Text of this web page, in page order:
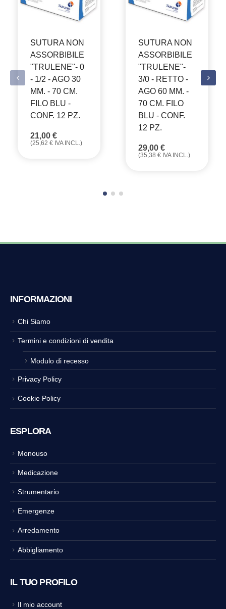
SUTURA NON
ASSORBIBILE
"TRULENE"- 0
- 1/2 - AGO 30
MM. - 70 CM.
FILO BLU -
CONF. 12 PZ.
21,00 €
(25,62 € IVA INCL.)
SUTURA NON
ASSORBIBILE
"TRULENE"-
3/0 - RETTO -
AGO 60 MM. -
70 CM. FILO
BLU - CONF.
12 PZ.
29,00 €
(35,38 € IVA INCL.)
INFORMAZIONI
Chi Siamo
Termini e condizioni di vendita
Modulo di recesso
Privacy Policy
Cookie Policy
ESPLORA
Monouso
Medicazione
Strumentario
Emergenze
Arredamento
Abbigliamento
IL TUO PROFILO
Il mio account